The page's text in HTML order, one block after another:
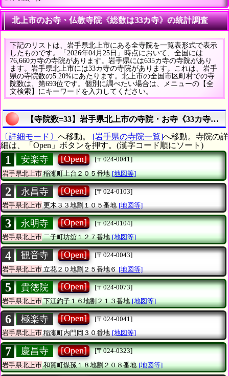
北上市のお寺・仏教寺院《総数は33カ寺》の統計調査
下記のリストは、岩手県北上市にある全寺院を一覧表形式で表示
したものです。「2026年04月25日」時点において、全国には
76,660カ寺の寺院があります。岩手県には635カ寺の寺院があり
ます。岩手県北上市には33カ寺の寺院があります。これは、岩手
県の寺院数の5.20%にあたります。北上市の全国市区町村での寺
院数は、第693位です。個別に調べたい場合は、メニューの【全
文検索】にキーワードを入力してください。
【寺院数=33】岩手県北上市の寺院・お寺《33カ寺》
〔詳細モード〕 へ移動。 [岩手県の寺院一覧]へ移動。寺院の詳
細は、「Open」ボタンを押す。(漢字コード順にソート)
1 安楽寺 [Open]
[〒024-0041]
岩手県北上市稲瀬町上台２０５番地 [地図等]
2 永昌寺 [Open]
[〒024-0103]
岩手県北上市更木３３地割１０５番地 [地図等]
3 永明寺 [Open]
[〒024-0104]
岩手県北上市二子町坊舘１２７番地 [地図等]
4 観音寺 [Open]
[〒024-0043]
岩手県北上市 立花２０地割２５番地６ [地図等]
5 貴徳院 [Open]
[〒024-0073]
岩手県北上市下江釣子１６地割２１３番地 [地図等]
6 極楽寺 [Open]
[〒024-0041]
岩手県北上市稲瀬町内門岡３０番地 [地図等]
7 慶昌寺 [Open]
[〒024-0323]
岩手県北上市和賀町煤孫１８地割２０８番地 [地図等]